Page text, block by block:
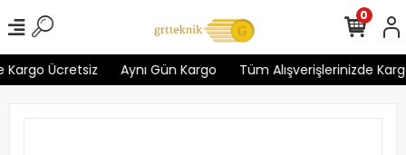
Ücretsiz Aynı Gün Kargo Tüm Alışverişlerinizde
0